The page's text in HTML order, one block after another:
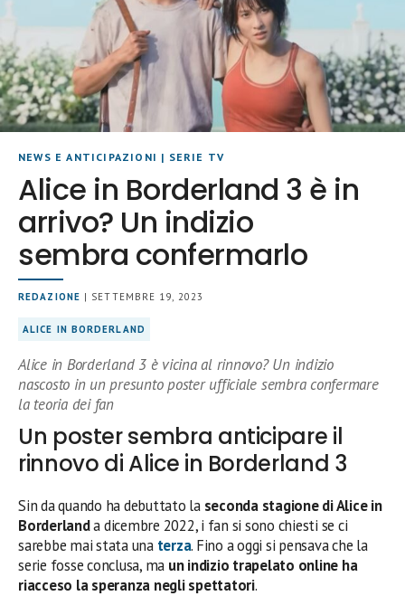
NEWS E ANTICIPAZIONI | SERIE TV
Alice in Borderland 3 è in
arrivo? Un indizio
sembra confermarlo
REDAZIONE | SETTEMBRE 19, 2023
ALICE IN BORDERLAND
Alice in Borderland 3 è vicina al rinnovo? Un indizio
nascosto in un presunto poster ufficiale sembra confermare
la teoria dei fan
Un poster sembra anticipare il
rinnovo di Alice in Borderland 3
Sin da quando ha debuttato la seconda stagione di Alice in
Borderlanda dicembre 2022, i fan si sono chiesti se ci
sarebbe mai stata una terza. Fino a oggi si pensava che la
serie fosse conclusa, ma un indizio trapelato online ha
riacceso la speranza negli spettatori.